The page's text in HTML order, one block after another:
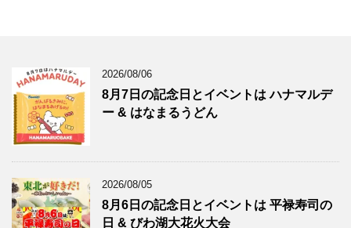
2026/08/06
8月7日の記念日とイベントは ハナマルデ
ー & はなまるうどん
2026/08/05
8月6日の記念日とイベントは 平禄寿司の
日 & びわ湖大花火大会